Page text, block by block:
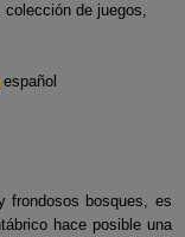
de juegos,
español
frondosos bosques, es
hace posible una